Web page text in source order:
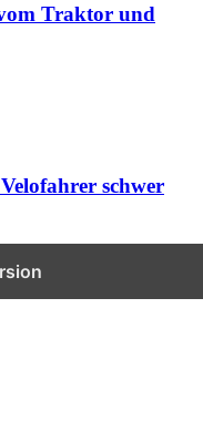
Traktor und
schwer